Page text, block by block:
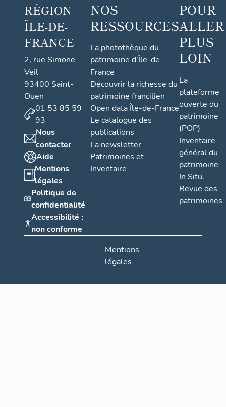
RÉGION
ÎLE-DE-
FRANCE
2, rue Simone
Veil
93400 Saint-
Ouen
01 53 85 59
93
Nous
contacter
Aide
Mentions
légales
Politique de
confidentialité
Accessibilité :
non conforme
NOS
RESSOURCES
La photothèque du
patrimoine d'Île-de-
France
Découvrir la richesse du
patrimoine francilien
Open data Île-de-France
Le catalogue des
publications
La newsletter
Patrimoines et
Inventaire
POUR
ALLER
PLUS
LOIN
La
plateforme
ouverte du
patrimoine
(POP)
Inventaire
général du
patrimoine
In Situ.
Revue des
patrimoines
Mentions
légales